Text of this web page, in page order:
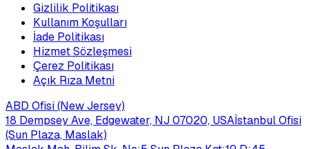
Gizlilik Politikası
Kullanım Koşulları
İade Politikası
Hizmet Sözleşmesi
Çerez Politikası
Açık Rıza Metni
ABD Ofisi (New Jersey)
18 Dempsey Ave, Edgewater, NJ 07020, USAİstanbul Ofisi
(Sun Plaza, Maslak)